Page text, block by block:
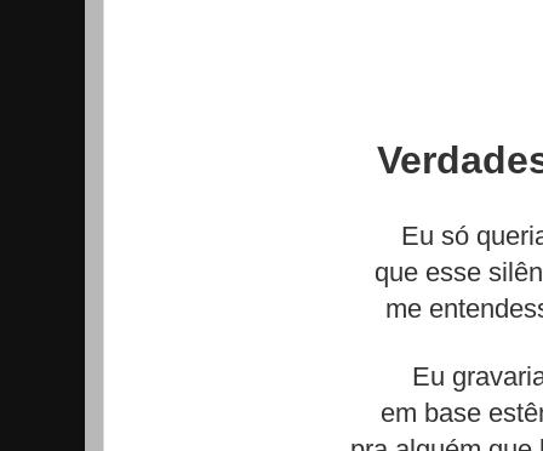
Eu só
que esse
me
Eu
em base